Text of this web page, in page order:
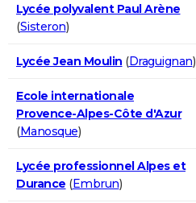
Lycée polyvalent Paul Arène
(Sisteron)
Lycée Jean Moulin (Draguignan)
Ecole internationale
Provence-Alpes-Côte d'Azur
(Manosque)
Lycée professionnel Alpes et
Durance (Embrun)